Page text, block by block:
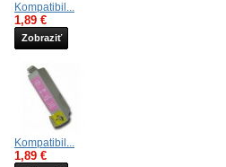
Kompatibil...
1,89 €
Zobraziť
Kompatibil...
1,89 €